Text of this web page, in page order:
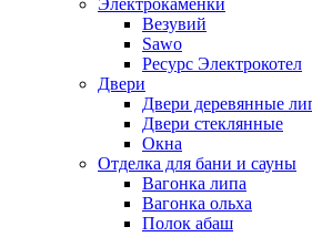
Электрокаменки
Везувий
Sawo
Ресурс Электрокотел
Двери
Двери деревянные
Двери стеклянные
Окна
Отделка для бани и сауны
Вагонка липа
Вагонка ольха
Полок абаш